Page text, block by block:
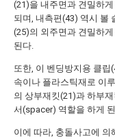
(21)을 내주면과 견밀하
되며, 내측편(43) 역시 볼
(25)의 외주면과 견밀하
된다.
또한, 이 벤딩방지용 클립
속이나 플라스틱재로 이
의 상부재킷(21)과 하부
서(spacer) 역할을 하게
이에 따라, 충돌사고에 의